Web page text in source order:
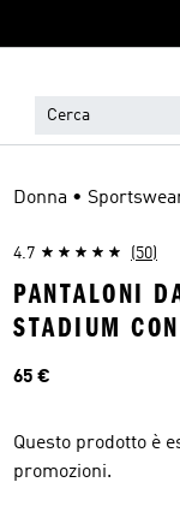
Donna •
4.7 (50)
PANTALONI
STADIUM
Prezzo
65 €
Questo prodotto è
promozioni.